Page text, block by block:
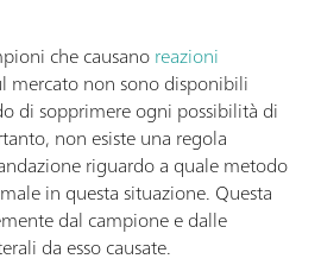
che causanoreazioni
mercato non sono disponibili
di sopprimere ogni possibilità di
non esiste una regola
riguardo a quale metodo
in questa situazione. Questa
dal campione e dalle
da esso causate.